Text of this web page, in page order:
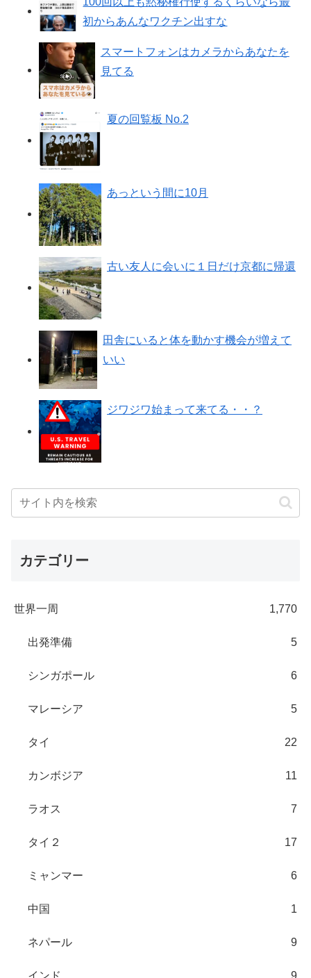
初からあんなワクチン出すな
スマートフォンはカメラからあなたを
見てる
夏の回覧板 No.2
あっという間に10月
古い友人に会いに１日だけ京都に帰還
田舎にいると体を動かす機会が増えて
いい
ジワジワ始まって来てる・・？
カテゴリー
世界一周 1,770
出発準備 5
シンガポール 6
マレーシア 5
タイ 22
カンボジア 11
ラオス 7
タイ２ 17
ミャンマー 6
中国 1
ネパール 9